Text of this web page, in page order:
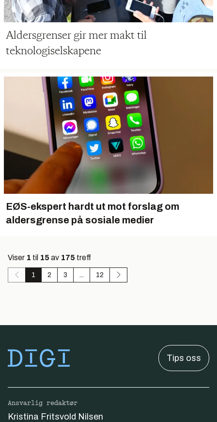
Aldersgrenser gir mer makt til
teknologiselskapene
EØS-ekspert hardt ut mot forslag om
aldersgrense på sosiale medier
Viser 1 til 15 av 175 treff
1 2 3 12
Tips oss
Ansvarlig redaktør
Kristina Fritsvold Nilsen